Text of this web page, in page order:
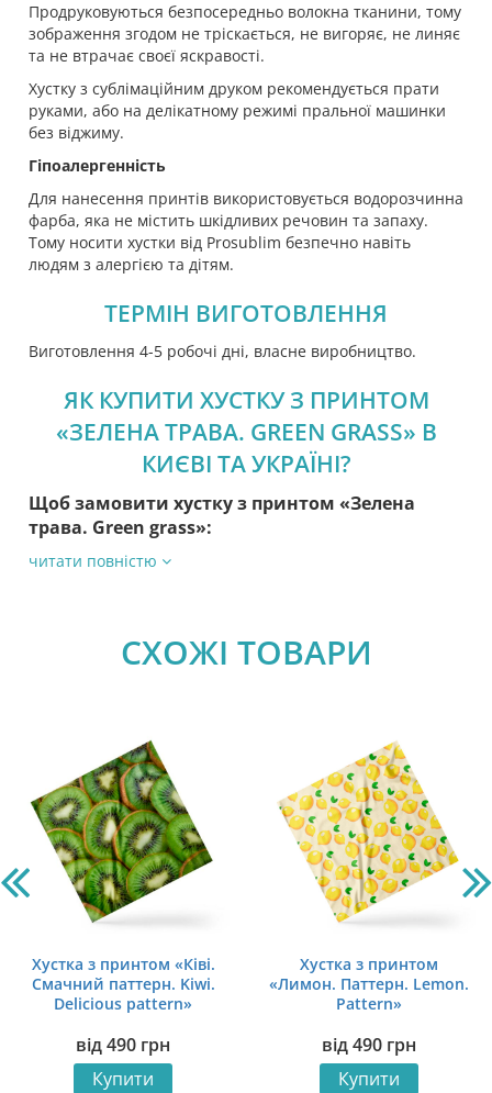
Продруковуються безпосередньо волокна тканини, тому
зображення згодом не тріскається, не вигоряє, не линяє
та не втрачає своєї яскравості.
Хустку з сублімаційним друком рекомендується прати
руками, або на делікатному режимі пральної машинки
без віджиму.
Гіпоалергенність
Для нанесення принтів використовується водорозчинна
фарба, яка не містить шкідливих речовин та запаху.
Тому носити хустки від Prosublim безпечно навіть
людям з алергією та дітям.
ТЕРМІН ВИГОТОВЛЕННЯ
Виготовлення 4-5 робочі дні, власне виробництво.
ЯК КУПИТИ ХУСТКУ З ПРИНТОМ
«ЗЕЛЕНА ТРАВА. GREEN GRASS» В
КИЄВІ ТА УКРАЇНІ?
Щоб замовити хустку з принтом «Зелена
трава. Green grass»:
читати повністю
СХОЖІ ТОВАРИ
Хустка з принтом «Ківі.
Смачний паттерн. Kiwi.
Delicious pattern»
від490 грн
Купити
Хустка з принтом
«Лимон. Паттерн. Lemon.
Pattern»
від490 грн
Купити